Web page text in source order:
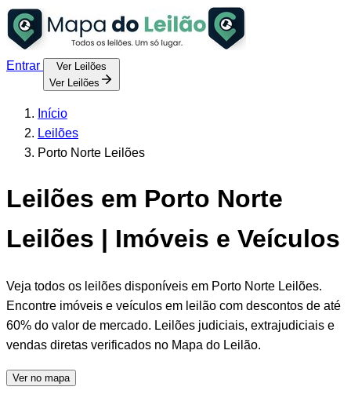
Entrar
Ver Leilões
Ver Leilões
Início
Leilões
Porto Norte Leilões
Leilões em Porto Norte
Leilões | Imóveis e Veículos
Veja todos os leilões disponíveis em Porto Norte Leilões.
Encontre imóveis e veículos em leilão com descontos de até
60% do valor de mercado. Leilões judiciais, extrajudiciais e
vendas diretas verificados no Mapa do Leilão.
Ver no mapa